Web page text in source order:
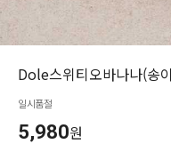
Dole스위티오바나나(송
일시품절
5,980원